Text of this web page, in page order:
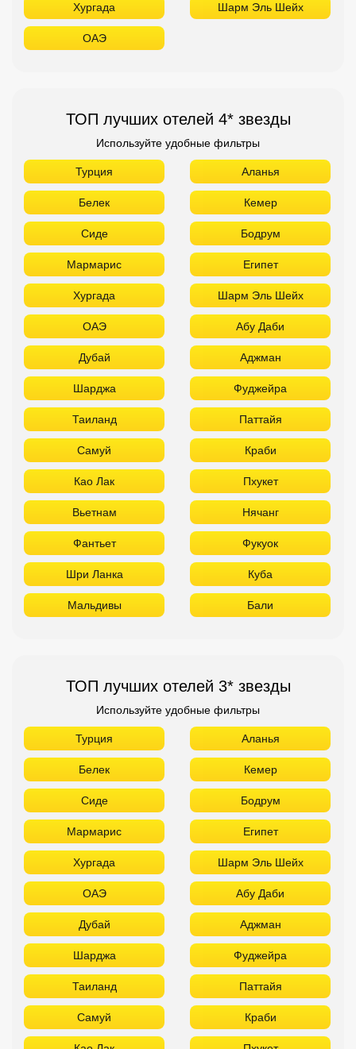
Хургада Шарм Эль Шейх
ОАЭ
ТОП лучших отелей 4* звезды
Используйте удобные фильтры
Турция Аланья
Белек Кемер
Сиде Бодрум
Мармарис Египет
Хургада Шарм Эль Шейх
ОАЭ Абу Даби
Дубай Аджман
Шарджа Фуджейра
Таиланд Паттайя
Самуй Краби
Као Лак Пхукет
Вьетнам Нячанг
Фантьет Фукуок
Шри Ланка Куба
Мальдивы Бали
ТОП лучших отелей 3* звезды
Используйте удобные фильтры
Турция Аланья
Белек Кемер
Сиде Бодрум
Мармарис Египет
Хургада Шарм Эль Шейх
ОАЭ Абу Даби
Дубай Аджман
Шарджа Фуджейра
Таиланд Паттайя
Самуй Краби